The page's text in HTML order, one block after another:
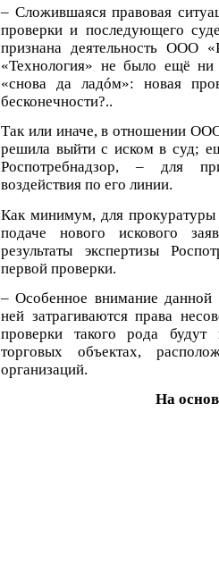
– Сложившаяся правовая
проверки и последующего
признана деятельность ООО
«Технология» не было ещё
«снова да ладóм»: новая
бесконечности?..
Так или иначе, в отношении
решила выйти с иском в суд;
Роспотребнадзор, – для
воздействия по его линии.
Как минимум, для
подаче нового искового
результаты экспертизы
первой проверки.
– Особенное внимание данной
ней затрагиваются права
проверки такого рода
торговых объектах,
организаций.
На